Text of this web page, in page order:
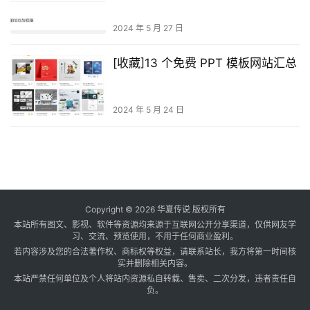
2024 年 5 月 27 日
[收藏]13 个免费 PPT 模板网站汇总
2024 年 5 月 24 日
Copyright © 2026 华夏传说 版权所有
本站所有图文、影视、软件等资源均来源于互联网公开分享渠道，仅供网友学
习、交流、预览使用，不用于任何商业盈利。
若内容涉及您的合法著作权、商标权等权益，请联系站长，我方将第一时间核
实并删除相关内容。
本站严禁任何单位及个人将站内资源私自转载、售卖、二次分发，违者责任自
负。